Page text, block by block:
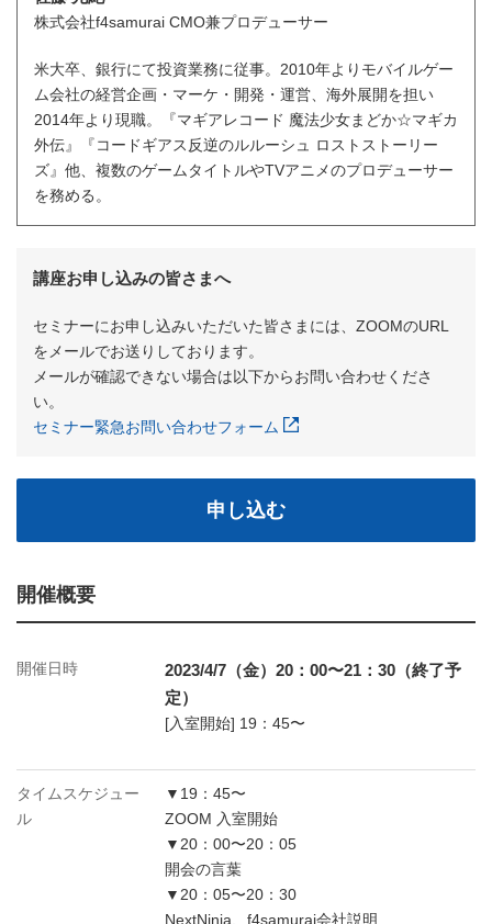
株式会社f4samurai CMO兼プロデューサー
米大卒、銀行にて投資業務に従事。2010年よりモバイルゲー
ム会社の経営企画・マーケ・開発・運営、海外展開を担い
2014年より現職。『マギアレコード 魔法少女まどか☆マギカ
外伝』『コードギアス反逆のルルーシュ ロストストーリー
ズ』他、複数のゲームタイトルやTVアニメのプロデューサー
を務める。
講座お申し込みの皆さまへ
セミナーにお申し込みいただいた皆さまには、ZOOMのURL
をメールでお送りしております。
メールが確認できない場合は以下からお問い合わせくださ
い。
セミナー緊急お問い合わせフォーム
申し込む
開催概要
開催日時
2023/4/7（金）20：00〜21：30（終了予
定）
[入室開始] 19：45〜
タイムスケジュー
ル
▼19：45〜
ZOOM 入室開始
▼20：00〜20：05
開会の言葉
▼20：05〜20：30
NextNinja、f4samurai会社説明